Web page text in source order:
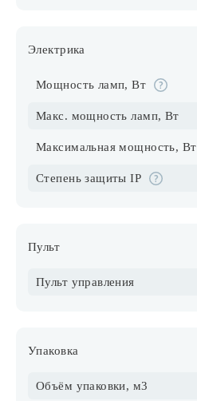
Электрика
Мощность ламп, Вт
Макс. мощность ламп, Вт
Максимальная мощность, Вт
Степень защиты IP
Пульт
Пульт управления
Упаковка
Объём упаковки, м3